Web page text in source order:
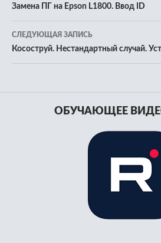
по
записям
Замена ПГ на Epson L1800. Ввод ID
СЛЕДУЮЩАЯ ЗАПИСЬ
Косоструй. Нестандартный случай.
ОБУЧАЮЩЕЕ